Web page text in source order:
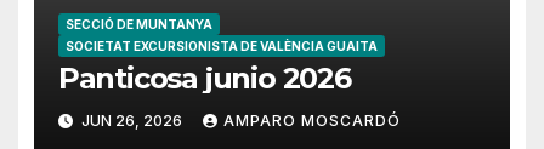
SECCIÓ DE MUNTANYA
SOCIETAT EXCURSIONISTA DE VALÈNCIA GUAITA
Panticosa junio 2026
JUN 26, 2026 AMPARO MOSCARDÓ